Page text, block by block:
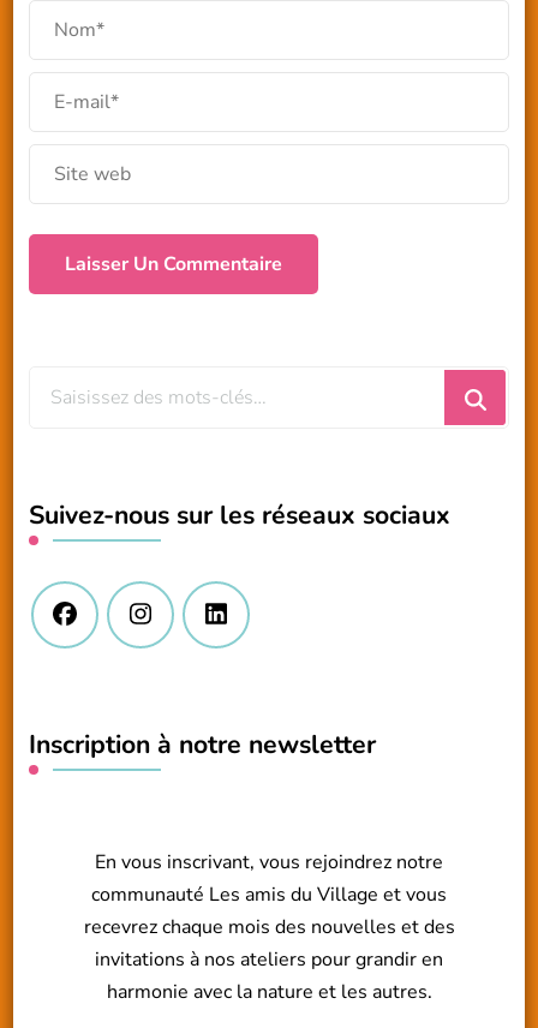
?
Suivez-nous sur les réseaux sociaux
Inscription à notre newsletter
En vous inscrivant, vous rejoindrez notre
communauté Les amis du Village et vous
recevrez chaque mois des nouvelles et des
invitations à nos ateliers pour grandir en
harmonie avec la nature et les autres.